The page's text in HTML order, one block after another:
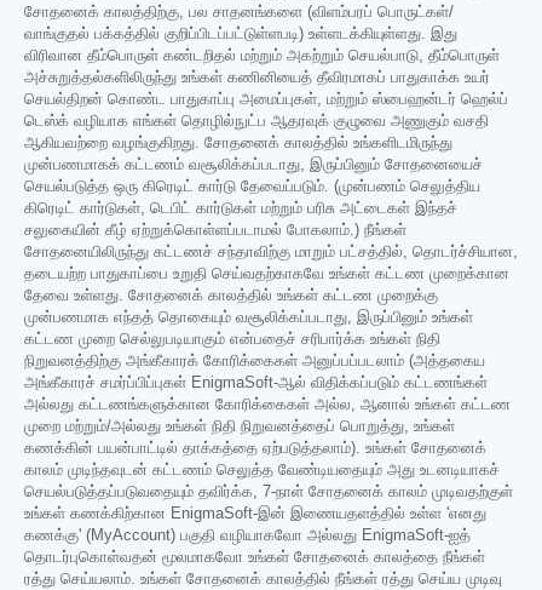
சோதனைக் காலத்திற்கு, பல சாதனங்களை (விளம்பரப் பொருட்கள்/
வாங்குதல் பக்கத்தில் குறிப்பிடப்பட்டுள்ளபடி) உள்ளடக்கியுள்ளது. இது
விரிவான தீம்பொருள் கண்டறிதல் மற்றும் அகற்றும் செயல்பாடு, தீம்பொருள்
அச்சுறுத்தல்களிலிருந்து உங்கள் கணினியைத் தீவிரமாகப் பாதுகாக்க உயர்
செயல்திறன் கொண்ட பாதுகாப்பு அமைப்புகள், மற்றும் ஸ்பைஹன்டர் ஹெல்ப்
டெஸ்க் வழியாக எங்கள் தொழில்நுட்ப ஆதரவுக் குழுவை அணுகும் வசதி
ஆகியவற்றை வழங்குகிறது. சோதனைக் காலத்தில் உங்களிடமிருந்து
முன்பணமாகக் கட்டணம் வசூலிக்கப்படாது, இருப்பினும் சோதனையைச்
செயல்படுத்த ஒரு கிரெடிட் கார்டு தேவைப்படும். (முன்பணம் செலுத்திய
கிரெடிட் கார்டுகள், டெபிட் கார்டுகள் மற்றும் பரிசு அட்டைகள் இந்தச்
சலுகையின் கீழ் ஏற்றுக்கொள்ளப்படாமல் போகலாம்.) நீங்கள்
சோதனையிலிருந்து கட்டணச் சந்தாவிற்கு மாறும் பட்சத்தில், தொடர்ச்சியான,
தடையற்ற பாதுகாப்பை உறுதி செய்வதற்காகவே உங்கள் கட்டண முறைக்கான
தேவை உள்ளது. சோதனைக் காலத்தில் உங்கள் கட்டண முறைக்கு
முன்பணமாக எந்தத் தொகையும் வசூலிக்கப்படாது, இருப்பினும் உங்கள்
கட்டண முறை செல்லுபடியாகும் என்பதைச் சரிபார்க்க உங்கள் நிதி
நிறுவனத்திற்கு அங்கீகாரக் கோரிக்கைகள் அனுப்பப்படலாம் (அத்தகைய
அங்கீகாரச் சமர்ப்பிப்புகள் EnigmaSoft-ஆல் விதிக்கப்படும் கட்டணங்கள்
அல்லது கட்டணங்களுக்கான கோரிக்கைகள் அல்ல, ஆனால் உங்கள் கட்டண
முறை மற்றும்/அல்லது உங்கள் நிதி நிறுவனத்தைப் பொறுத்து, உங்கள்
கணக்கின் பயன்பாட்டில் தாக்கத்தை ஏற்படுத்தலாம்). உங்கள் சோதனைக்
காலம் முடிந்தவுடன் கட்டணம் செலுத்த வேண்டியதையும் அது உடனடியாகச்
செயல்படுத்தப்படுவதையும் தவிர்க்க, 7-நாள் சோதனைக் காலம் முடிவதற்குள்
உங்கள் கணக்கிற்கான EnigmaSoft-இன் இணையதளத்தில் உள்ள 'எனது
கணக்கு' (MyAccount) பகுதி வழியாகவோ அல்லது EnigmaSoft-ஐத்
தொடர்புகொள்வதன் மூலமாகவோ உங்கள் சோதனைக் காலத்தை நீங்கள்
ரத்து செய்யலாம். உங்கள் சோதனைக் காலத்தில் நீங்கள் ரத்து செய்ய முடிவு